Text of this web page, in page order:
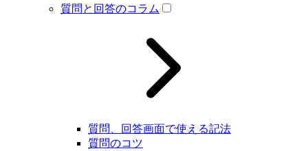
質問と回答のコラム
質問、回答画面で使える記法
質問のコツ